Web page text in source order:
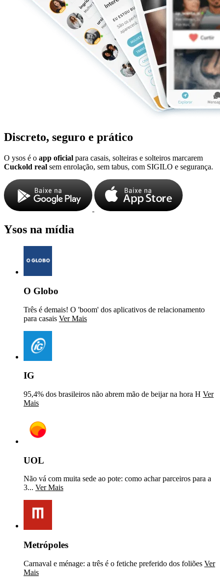
Discreto, seguro e prático
O ysos é o app oficial para casais, solteiras e solteiros marcarem
Cuckold real sem enrolação, sem tabus, com SIGILO e segurança.
Ysos na mídia
O Globo
Três é demais! O 'boom' dos aplicativos de relacionamento
para casais Ver Mais
IG
95,4% dos brasileiros não abrem mão de beijar na hora H Ver
Mais
UOL
Não vá com muita sede ao pote: como achar parceiros para a
3... Ver Mais
Metrópoles
Carnaval e ménage: a três é o fetiche preferido dos foliões Ver
Mais